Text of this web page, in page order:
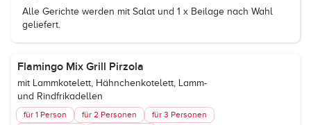
Alle Gerichte werden mit Salat und 1 x Beilage nach Wahl
geliefert.
Flamingo Mix Grill Pirzola
mit Lammkotelett, Hähnchenkotelett, Lamm-
und Rindfrikadellen
für 1 Person für 2 Personen
für 3 Personen